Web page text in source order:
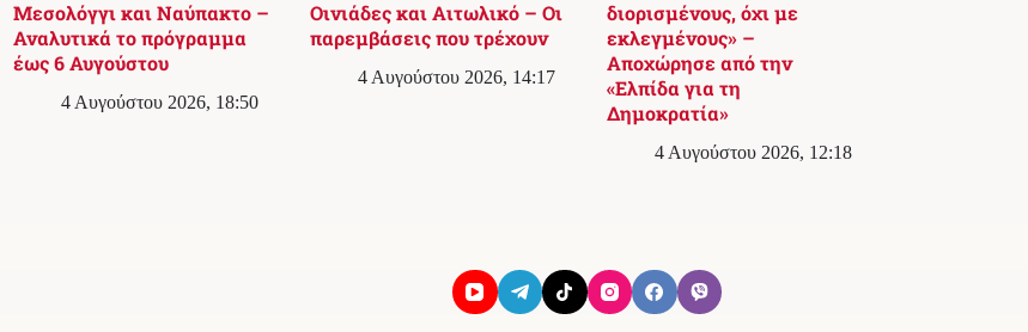
Μεσολόγγι και Ναύπακτο –
Αναλυτικά το πρόγραμμα
έως 6 Αυγούστου
4 Αυγούστου 2026, 18:50
Οινιάδες και Αιτωλικό – Οι
παρεμβάσεις που τρέχουν
4 Αυγούστου 2026, 14:17
διορισμένους, όχι με
εκλεγμένους» –
Αποχώρησε από την
«Ελπίδα για τη
Δημοκρατία»
4 Αυγούστου 2026, 12:18